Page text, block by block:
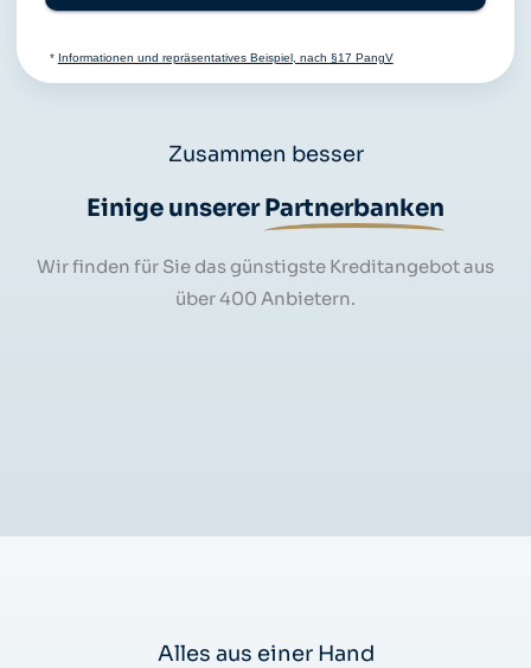
* Informationen und repräsentatives Beispiel, nach §17 PangV
Zusammen besser
Einige unsererPartnerbanken
Wir finden für Sie das günstigste Kreditangebot aus
über 400 Anbietern.
Alles aus einer Hand